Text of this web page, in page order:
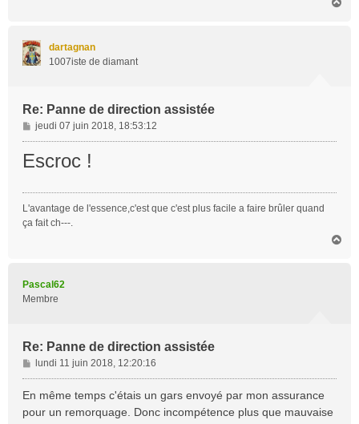
dartagnan
1007iste de diamant
Re: Panne de direction assistée
M
e
s
s
e
jeudi 07 juin 2018, 18:53:12
Escroc !
L'avantage de l'essence,c'est que c'est plus facile a faire brûler quand
ça fait ch---.
Pascal62
Membre
Re: Panne de direction assistée
M
e
s
lundi 11 juin 2018, 12:20:16
En même temps c'étais un gars envoyé par mon assurance
pour un remorquage. Donc incompétence plus que mauvaise